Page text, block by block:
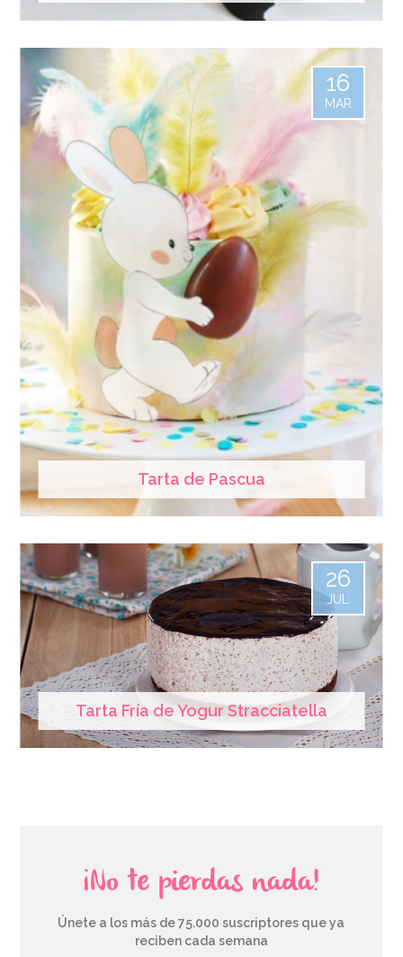
Tarta de Pascua
16
MAR
Tarta Fría de Yogur Stracciatella
26
JUL
¡No te pierdas nada!
Únete a los más de 75.000 suscriptores que ya
reciben cada semana